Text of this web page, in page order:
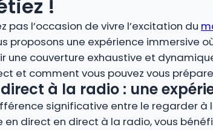
!
pas l’occasion de vivre l’excitation du
proposons une expérience immersive
couverture exhaustive et
et comment vous pouvez vous
à la radio : une
significative entre le regarder à
direct en direct à la radio, vous